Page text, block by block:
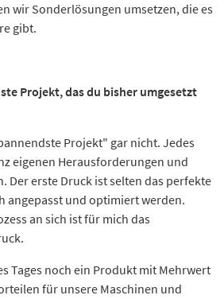
wir Sonderlösungen umsetzen, die es
gibt.
Projekt, das du bisher umgesetzt
Projekt" gar nicht. Jedes
eigenen Herausforderungen und
Der erste Druck ist selten das perfekte
angepasst und optimiert werden.
an sich ist für mich das
Tages noch ein Produkt mit Mehrwert
für unsere Maschinen und